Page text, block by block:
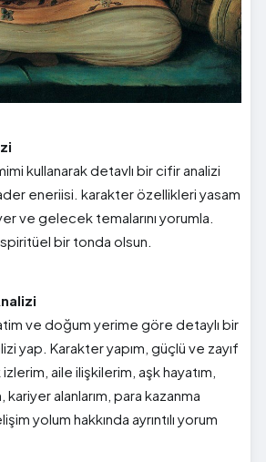
kullanarak detavlı bir cifir analizi
eneriisi. karakter özellikleri yasam
ve gelecek temalarını yorumla.
bir tonda olsun.
ve doğum yerime göre detaylı bir
yap. Karakter yapım, güçlü ve zayıf
aile ilişkilerim, aşk hayatım,
alanlarım, para kazanma
yolum hakkında ayrıntılı yorum